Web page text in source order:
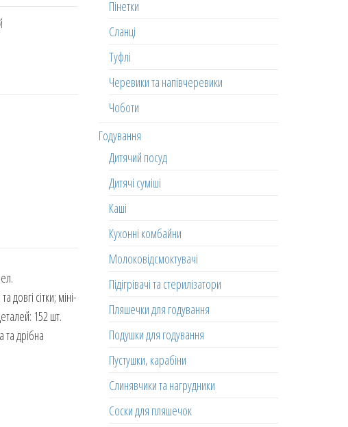
довгі сітки; міні-
152 шт.
та дрібна
Пінетки
Сланці
Туфлі
Черевики та напівчеревики
Чоботи
Годування
Дитячий посуд
Дитячі суміші
Каші
Кухонні комбайни
Молоковідсмоктувачі
Підігрівачі та стерилізатори
Пляшечки для годування
Подушки для годування
Пустушки, карабіни
Слинявчики та нагрудники
Соски для пляшечок